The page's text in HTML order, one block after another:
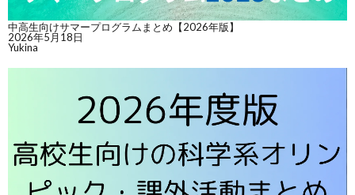
中高生向けサマープログラムまとめ【2026年版】
2026年5月18日
Yukina